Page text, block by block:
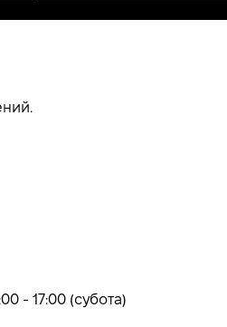
- 17:00 (субота)